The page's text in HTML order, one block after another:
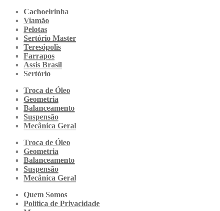
Cachoeirinha
Viamão
Pelotas
Sertório Master
Teresópolis
Farrapos
Assis Brasil
Sertório
Troca de Óleo
Geometria
Balanceamento
Suspensão
Mecânica Geral
Troca de Óleo
Geometria
Balanceamento
Suspensão
Mecânica Geral
Quem Somos
Política de Privacidade